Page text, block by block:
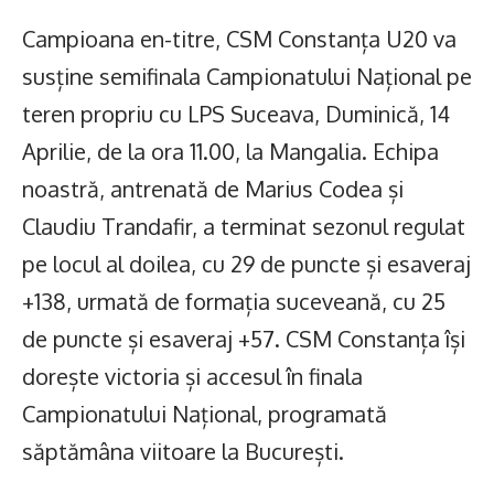
Campioana en-titre, CSM Constanța U20 va
susține semifinala Campionatului Național pe
teren propriu cu LPS Suceava, Duminică, 14
Aprilie, de la ora 11.00, la Mangalia. Echipa
noastră, antrenată de Marius Codea și
Claudiu Trandafir, a terminat sezonul regulat
pe locul al doilea, cu 29 de puncte și esaveraj
+138, urmată de formația suceveană, cu 25
de puncte și esaveraj +57. CSM Constanța își
dorește victoria și accesul în finala
Campionatului Național, programată
săptămâna viitoare la București.